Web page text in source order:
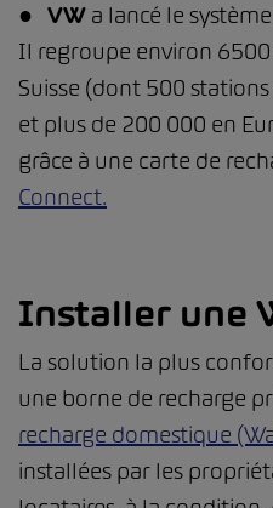
● VW a lancé le
Il regroupe environ
Suisse (dont 500
et plus de 200 000 en
grâce à une carte de
Connect.
Installer une
La solution la plus
une borne de recharge
recharge domestique
installées par les